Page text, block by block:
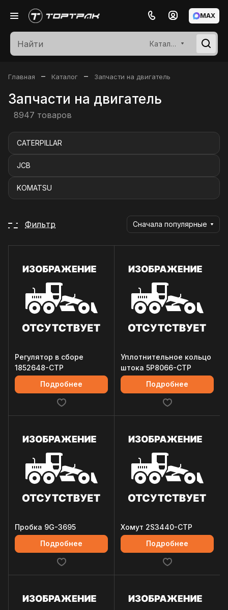
Каталог
MAX
Главная – Каталог – Запчасти на двигатель
Запчасти на двигатель
8947 товаров
CATERPILLAR
JCB
KOMATSU
Фильтр Сначала популярные
Регулятор в сборе
1852648-CTP
Подробнее
Уплотнительное кольцо
штока 5P8066-CTP
Подробнее
Пробка 9G-3695
Подробнее
Хомут 2S3440-CTP
Подробнее